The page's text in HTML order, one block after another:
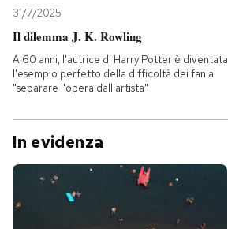
31/7/2025
Il dilemma J. K. Rowling
A 60 anni, l'autrice di Harry Potter è diventata
l'esempio perfetto della difficoltà dei fan a
"separare l'opera dall'artista"
In evidenza